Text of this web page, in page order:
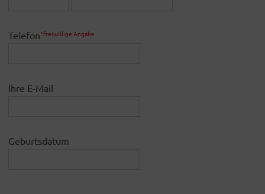
Telefon*freiwillige Angabe
Ihre E-Mail
Geburtsdatum